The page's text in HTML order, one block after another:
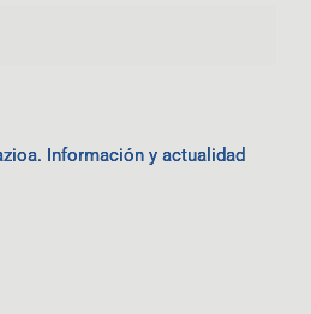
Información y actualidad